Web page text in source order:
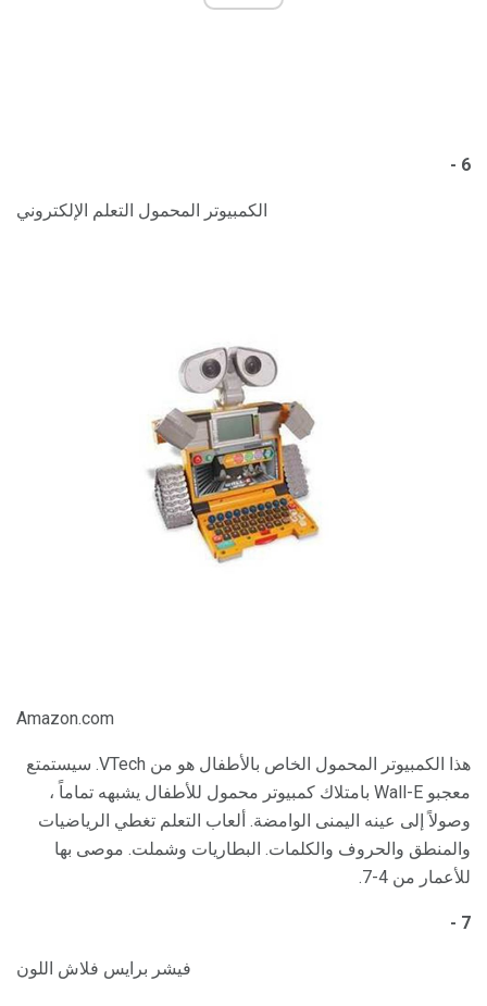
6 -
الكمبيوتر المحمول التعلم الإلكتروني
Amazon.com
هذا الكمبيوتر المحمول الخاص بالأطفال هو من VTech. سيستمتع
معجبو Wall-E بامتلاك كمبيوتر محمول للأطفال يشبهه تماماً ،
وصولاً إلى عينه اليمنى الوامضة. ألعاب التعلم تغطي الرياضيات
والمنطق والحروف والكلمات. البطاريات وشملت. موصى بها
للأعمار من 4-7.
7 -
فيشر برايس فلاش اللون